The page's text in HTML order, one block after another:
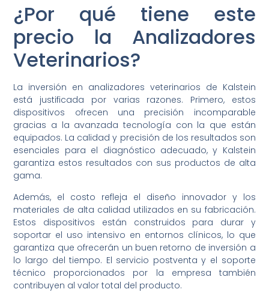
¿Por qué tiene este
precio la Analizadores
Veterinarios?
La inversión en analizadores veterinarios de Kalstein
está justificada por varias razones. Primero, estos
dispositivos ofrecen una precisión incomparable
gracias a la avanzada tecnología con la que están
equipados. La calidad y precisión de los resultados son
esenciales para el diagnóstico adecuado, y Kalstein
garantiza estos resultados con sus productos de alta
gama.
Además, el costo refleja el diseño innovador y los
materiales de alta calidad utilizados en su fabricación.
Estos dispositivos están construidos para durar y
soportar el uso intensivo en entornos clínicos, lo que
garantiza que ofrecerán un buen retorno de inversión a
lo largo del tiempo. El servicio postventa y el soporte
técnico proporcionados por la empresa también
contribuyen al valor total del producto.